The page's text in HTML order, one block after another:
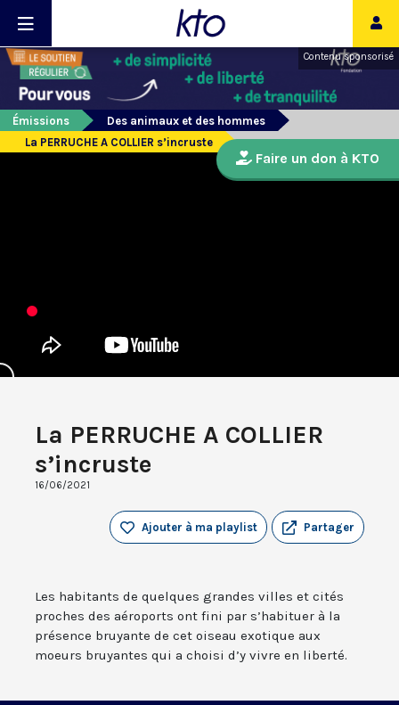
Contenu sponsorisé
Émissions
Des animaux et des hommes
La PERRUCHE A COLLIER s’incruste
La PERRUCHE A COLLIER
s’incruste
16/06/2021
Partager
Ajouter à ma playlist
Les habitants de quelques grandes villes et cités
proches des aéroports ont fini par s’habituer à la
présence bruyante de cet oiseau exotique aux
moeurs bruyantes qui a choisi d’y vivre en liberté.
Faire un don à KTO